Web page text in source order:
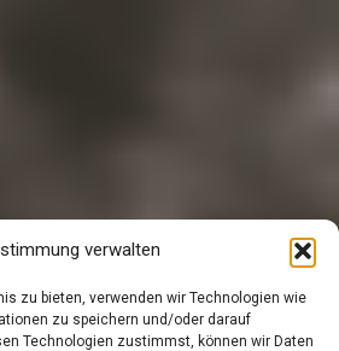
verwalten
zu bieten, verwenden wir Technologien wie
zu speichern und/oder darauf
Technologien zustimmst, können wir Daten